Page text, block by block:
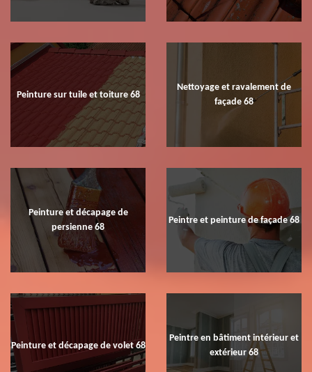
Peinture sur tuile et toiture 68
Nettoyage et ravalement de
façade 68
Peinture et décapage de
persienne 68
Peintre et peinture de façade 68
Peinture et décapage de volet 68
Peintre en bâtiment intérieur et
extérieur 68